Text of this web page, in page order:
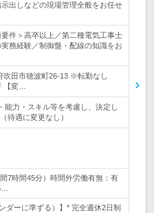
出しなどの現場管理全般をお任せ
件＞高卒以上／第二種電気工事士
務経験／制御盤・配線の知識をお
吹田市穂波町26-13 ※転勤なし
【変…
力・スキル等を考慮し、決定し
待遇に変更なし）
7時間45分）時間外労働有無：有
ダーに準ずる）】* 完全週休2日制